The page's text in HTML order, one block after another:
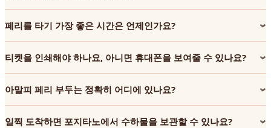
페리를 타기 가장 좋은 시간은 언제인가요?
티켓을 인쇄해야 하나요, 아니면 휴대폰을 보여줄 수 있나요?
아말피 페리 부두는 정확히 어디에 있나요?
일찍 도착하면 포지타노에서 수하물을 보관할 수 있나요?